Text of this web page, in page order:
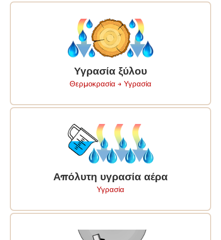
Υγρασία ξύλου
Θερμοκρασία → Υγρασία
Απόλυτη υγρασία αέρα
Υγρασία